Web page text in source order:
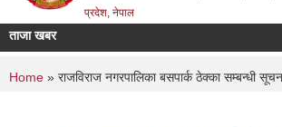
प्रदेश, नेपाल
ताजा खबर
You are here
Home » राजविराज नगरपालिका बसपार्क ठेक्का सम्बन्धी